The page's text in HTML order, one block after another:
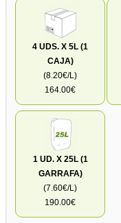
4 UDS. X 5L (1
CAJA)
(8.20€/L)
164.00€
1 UD. X 25L (1
GARRAFA)
(7.60€/L)
190.00€